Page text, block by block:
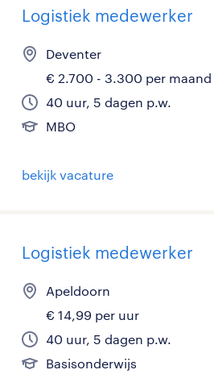
Logistiek medewerker
Deventer
€ 2.700 - 3.300 per maand
40 uur, 5 dagen p.w.
MBO
bekijk vacature
Logistiek medewerker
Apeldoorn
€ 14,99 per uur
40 uur, 5 dagen p.w.
Basisonderwijs